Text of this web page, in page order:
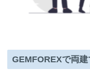
GEMFOREXで両